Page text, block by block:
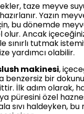
taze meyve
Yazın
bu dönemde
olur. Ancak
sınırlı tutmak
yardımcı olabilir.
makinesi,
benzersiz bir
İlk adım olarak,
püresini özel
sıvı haldeyken,